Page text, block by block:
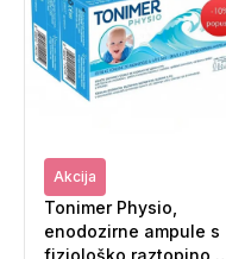
Akcija
Tonimer Physio,
enodozirne ampule s
fiziološko raztopino -